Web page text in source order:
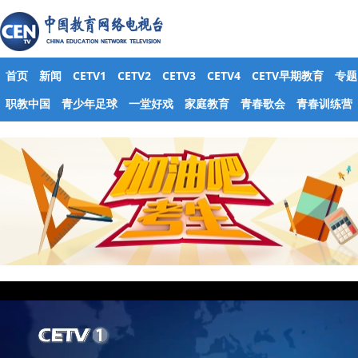
首页 新闻 CETV1 CETV2 CETV3 CETV4 CETV早期教育
专题
职教中国
青少年足球 一堂好戏 家庭教育 青春歌会 青春训练营